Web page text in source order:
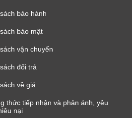
bảo hành
bảo mật
vận chuyển
đổi trả
về giá
thức tiếp nhận và phản ánh, yêu
nại